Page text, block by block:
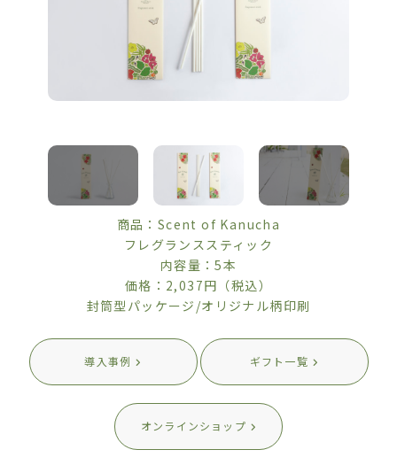
商品：Scent of Kanucha
フレグランススティック
内容量：5本
価格：2,037円（税込）
封筒型パッケージ/オリジナル柄印刷
導入事例 ギフト一覧
オンラインショップ